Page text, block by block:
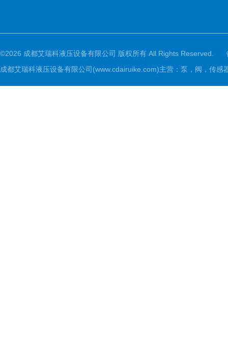
©2026 成都艾瑞科液压设备有限公司 版权所有 All Rights Reserved.
成都艾瑞科液压设备有限公司(www.cdairuike.com)主营：泵，阀，传